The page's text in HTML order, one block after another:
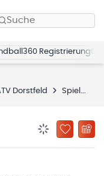
Suche
Registrierung
Dorstfeld Spielplan
ZU